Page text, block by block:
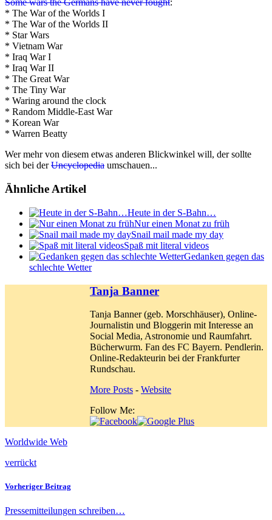
Some wars the Germans have never fought:
* The War of the Worlds I
* The War of the Worlds II
* Star Wars
* Vietnam War
* Iraq War I
* Iraq War II
* The Great War
* The Tiny War
* Waring around the clock
* Random Middle-East War
* Korean War
* Warren Beatty
Wer mehr von diesem etwas anderen Blickwinkel will, der sollte
sich bei derUncyclopedia umschauen...
Ähnliche Artikel
Heute in der S-Bahn…
Nur einen Monat zu früh
Snail mail made my day
Spaß mit literal videos
Gedanken gegen das
schlechte Wetter
Tanja Banner
Tanja Banner (geb. Morschhäuser), Online-
Journalistin und Bloggerin mit Interesse an
Social Media, Astronomie und Raumfahrt.
Bücherwurm. Fan des FC Bayern. Pendlerin.
Online-Redakteurin bei der Frankfurter
Rundschau.
More Posts - Website
Follow Me:
Worldwide Web
verrückt
Vorheriger Beitrag
Pressemitteilungen schreiben…